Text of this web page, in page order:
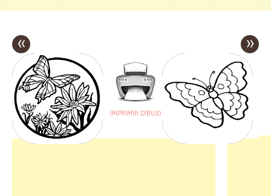
«
IMPRIMIR DIBUJO
»